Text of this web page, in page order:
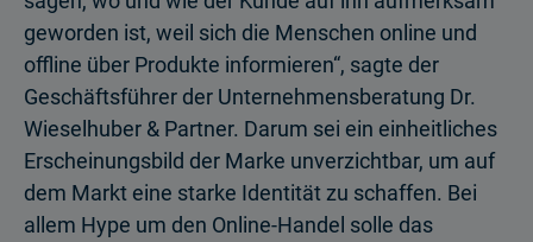
geworden ist, weil sich die Menschen online und
offline über Produkte informieren“, sagte der
Geschäftsführer der Unternehmensberatung Dr.
Wieselhuber & Partner. Darum sei ein einheitliches
Erscheinungsbild der Marke unverzichtbar, um auf
dem Markt eine starke Identität zu schaffen. Bei
allem Hype um den Online-Handel solle das